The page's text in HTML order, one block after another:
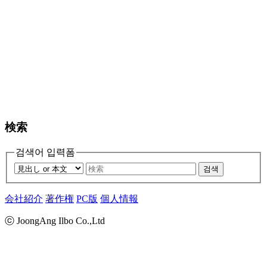
検索
검색어 입력폼
검색
会社紹介 著作権 PC版 個人情報
ⓒ JoongAng Ilbo Co.,Ltd